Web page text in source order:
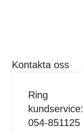
Kontakta oss
Ring
kundservice:
054-851125